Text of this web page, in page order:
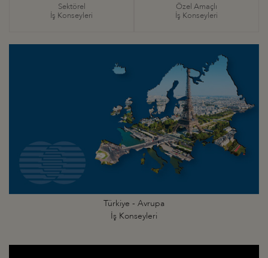
Sektörel
İş Konseyleri
Özel Amaçlı
İş Konseyleri
Türkiye - Avrupa
İş Konseyleri